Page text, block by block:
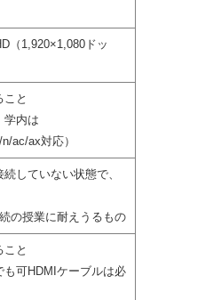
（1,920×1,080ドッ
と
学内は
ac/ax対応）
していない状態で、
の授業に耐えうるもの
と
も可HDMIケーブルは必